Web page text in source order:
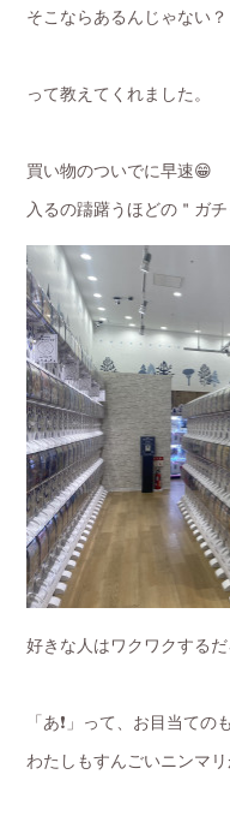
そこならあるんじゃない？
って教えてくれました。
買い物のついでに早速😁
入るの躊躇うほどの＂ガチ
好きな人はワクワクする
「あ❗️」って、お目当て
わたしもすんごいニンマ